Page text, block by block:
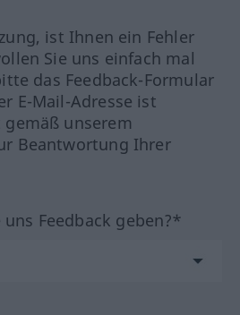
ist Ihnen ein Fehler
Sie uns einfach mal
das Feedback-Formular
E-Mail-Adresse ist
unserem
Beantwortung Ihrer
Feedback geben?*